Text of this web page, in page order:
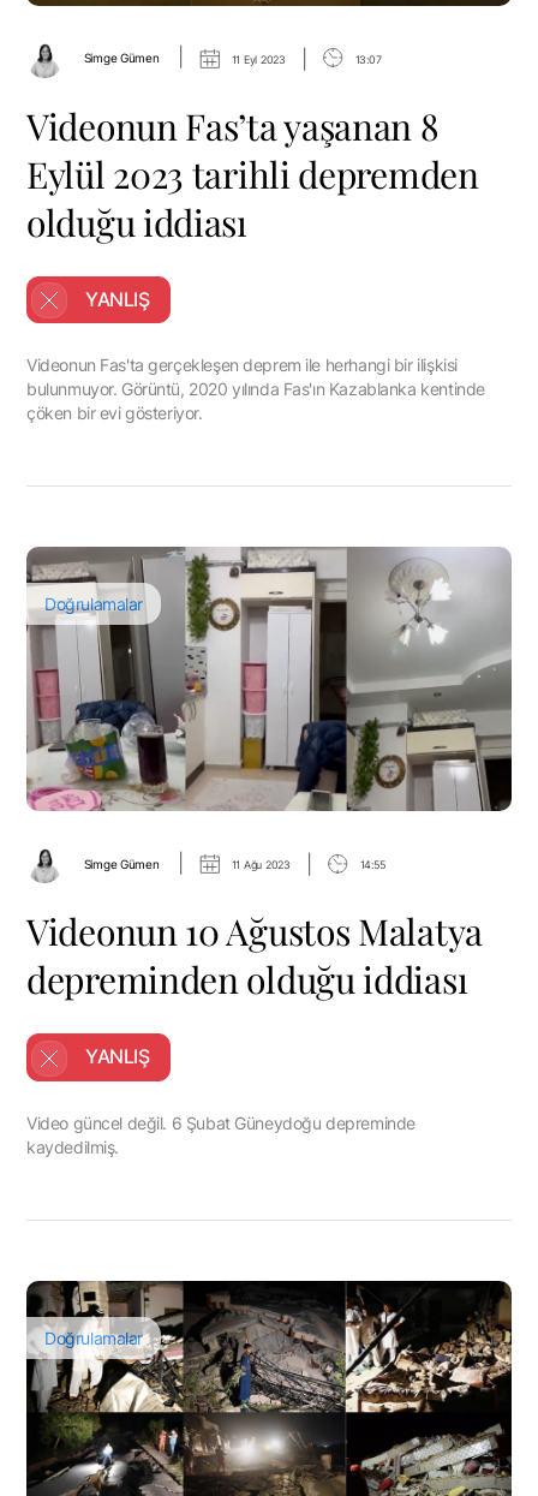
Simge Gümen 11 Eyl 2023 13:07
Videonun Fas’ta yaşanan 8
Eylül 2023 tarihli depremden
olduğu iddiası
YANLIŞ
Videonun Fas'ta gerçekleşen deprem ile herhangi bir ilişkisi
bulunmuyor. Görüntü, 2020 yılında Fas'ın Kazablanka kentinde
çöken bir evi gösteriyor.
Doğrulamalar
Simge Gümen 11 Ağu 2023 14:55
Videonun 10 Ağustos Malatya
depreminden olduğu iddiası
YANLIŞ
Video güncel değil. 6 Şubat Güneydoğu depreminde
kaydedilmiş.
Doğrulamalar